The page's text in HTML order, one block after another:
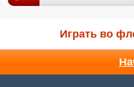
Играть во